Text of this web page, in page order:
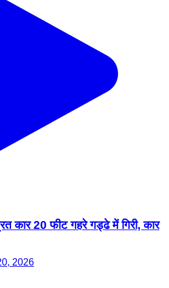
कार 20 फीट गहरे गड्ढे में गिरी, कार
2026